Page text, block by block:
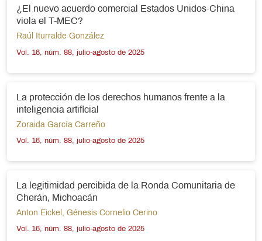
¿El nuevo acuerdo comercial Estados Unidos-China
viola el T-MEC?
Raúl Iturralde González
Vol. 16, núm. 88, julio-agosto de 2025
La protección de los derechos humanos frente a la
inteligencia artificial
Zoraida García Carreño
Vol. 16, núm. 88, julio-agosto de 2025
La legitimidad percibida de la Ronda Comunitaria de
Cherán, Michoacán
Anton Eickel , Génesis Cornelio Cerino
Vol. 16, núm. 88, julio-agosto de 2025